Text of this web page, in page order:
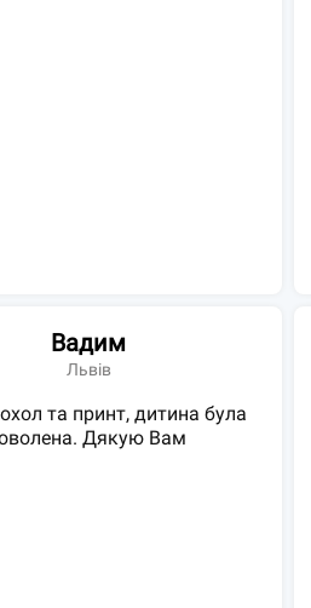
Вадим
Львів
та принт, дитина була
Дякую Вам